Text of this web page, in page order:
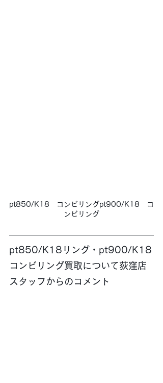
pt850/K18　コンビリングpt900/K18　コ
ンビリング
pt850/K18リング・pt900/K18
コンビリング買取について荻窪店
スタッフからのコメント